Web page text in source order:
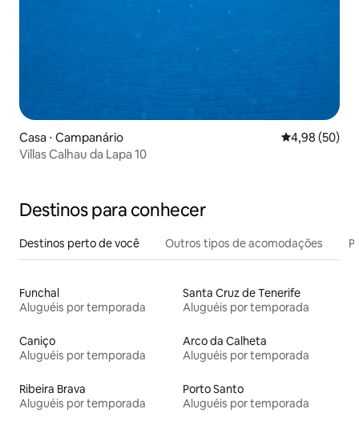
Casa ⋅ Campanário 4,98 de uma
4,98 (50)
Villas Calhau da Lapa 10
Destinos para conhecer
Destinos perto de você Outros tipos de acomodações
Funchal
Aluguéis por temporada
Santa Cruz de Tenerife
Aluguéis por temporada
Caniço
Aluguéis por temporada
Arco da Calheta
Aluguéis por temporada
Ribeira Brava
Aluguéis por temporada
Porto Santo
Aluguéis por temporada